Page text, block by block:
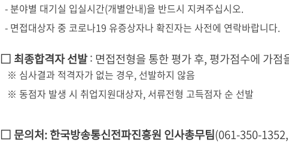
- 분야별 대기실 입실시간(개별안내)을 반드시 지켜주십시오.
- 면접대상자 중 코로나19 유증상자나 확진자는 사전에 연락바랍니다.
□ 최종합격자 선발: 면접전형을 통한 평가 후, 평가점수에 가
※ 심사결과 적격자가 없는 경우, 선발하지 않음
※ 동점자 발생 시 취업지원대상자, 서류전형 고득점자 순 선발
□ 문의처: 한국방송통신전파진흥원 인사총무팀(061-350-